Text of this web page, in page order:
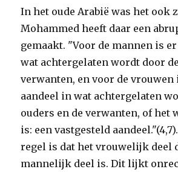
In het oude Arabië was het ook
Mohammed heeft daar een
gemaakt. "Voor de mannen is
wat achtergelaten wordt door
verwanten, en voor de vrouwen
aandeel in wat achtergelaten
ouders en de verwanten, of het
is: een vastgesteld
regel is dat het vrouwelijk deel
mannelijk deel is. Dit lijkt